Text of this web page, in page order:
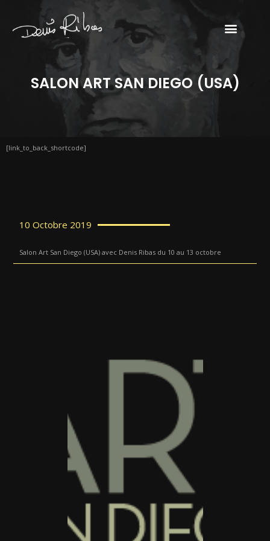
SALON ART SAN DIEGO (USA)
[link_to_back_shortcode]
10 Octobre 2019
Salon Art San Diego (USA) avec Denis Ribas du 10 au 13 octobre